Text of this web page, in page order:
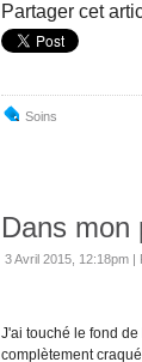
Partager cet
Soins
Dans mon
3 Avril 2015, 12:18pm |
J'ai touché le fond
complètement